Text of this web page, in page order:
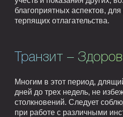
благоприятных аспектов,
терпящих отлагательства.
Транзит –
Многим в этот период,
дней до трех недель, не
столкновений. Следует
при работе с различными